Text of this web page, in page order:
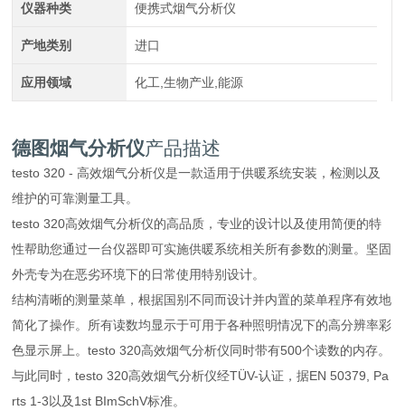
仪器种类 便携式烟气分析仪
产地类别 进口
应用领域 化工,生物产业,能源
德图烟气分析仪产品描述
testo 320 - 高效烟气分析仪是一款适用于供暖系统安装，检测以及
维护的可靠测量工具。
testo 320高效烟气分析仪的高品质，专业的设计以及使用简便的特
性帮助您通过一台仪器即可实施供暖系统相关所有参数的测量。坚固
外壳专为在恶劣环境下的日常使用特别设计。
结构清晰的测量菜单，根据国别不同而设计并内置的菜单程序有效地
简化了操作。所有读数均显示于可用于各种照明情况下的高分辨率彩
色显示屏上。testo 320高效烟气分析仪同时带有500个读数的内存。
与此同时，testo 320高效烟气分析仪经TÜV-认证，据EN 50379, Pa
rts 1-3以及1st BImSchV标准。